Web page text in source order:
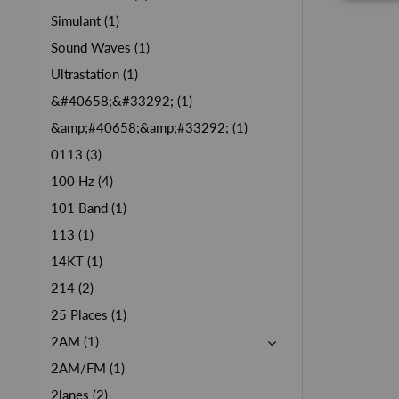
Simulant (1)
Sound Waves (1)
Ultrastation (1)
&#40658;&#33292; (1)
&amp;#40658;&amp;#33292; (1)
0113 (3)
100 Hz (4)
101 Band (1)
113 (1)
14KT (1)
214 (2)
25 Places (1)
2AM (1)
2AM/FM (1)
2lanes (2)